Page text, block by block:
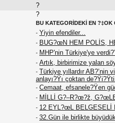
?
?
BU KATEGORİDEKİ EN ?‡OK
- Yiyin efendiler...
- BUG?œN HEM POLİS,
- MHP'nin Türkiye'ye
- Artık, birbirimize yalan
- Türkiye yıllardır AB?’nin
anlayı?Ÿı çoktan
- Cemaat, efsanele?Ÿen
- MİLLİ G?–R?œ?ž,
- 12 EYL?œL BELGESELİ
- 32.Gün ile birlikte